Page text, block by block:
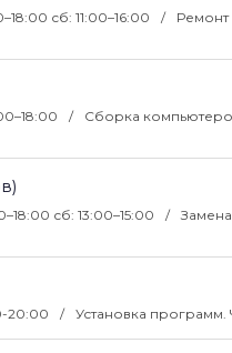
сб: 11:00–16:00
Ремонт
Сборка
сб: 13:00–15:00
20:00 Установка программ.